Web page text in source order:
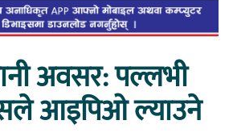
अवसर: पल्लभी
आइपिओ ल्याउने